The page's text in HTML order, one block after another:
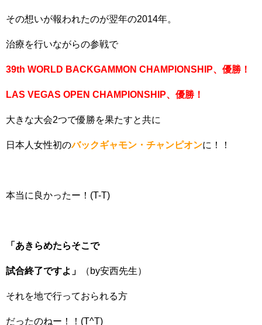
その想いが報われたのが翌年の2014年。
治療を行いながらの参戦で
39th WORLD BACKGAMMON CHAMPIONSHIP、優勝！
LAS VEGAS OPEN CHAMPIONSHIP、優勝！
大きな大会2つで優勝を果たすと共に
日本人女性初のバックギャモン・チャンピオンに！！
本当に良かったー！(T-T)
「あきらめたらそこで
試合終了ですよ」 （by安西先生）
それを地で行っておられる方
だったのねー！！(T^T)